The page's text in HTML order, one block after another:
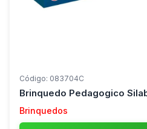
Código: 083704C
Brinquedo Pedagogico
Brinquedos